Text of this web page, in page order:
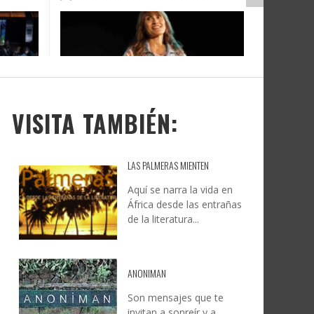
A
Y
DOCANARIAS CONVOCA A
INSTITUCIONES A REFLEXIONAR
SOBRE LA INTERNACIONALIZACIÓN
DEL CINE DE REALIDAD
JESÚS RODRÍGUEZ FALCÓN:
NATURALEZA, CAMINO Y
FOTOGRAFÍA
LEONCIO GONZÁLEZ, 9 JUNIO, 2026
VISITA TAMBIÉN:
LAS PALMERAS MIENTEN
Aquí se narra la vida en
África desde las entrañas
de la literatura...
ANONIMAN
Son mensajes que te